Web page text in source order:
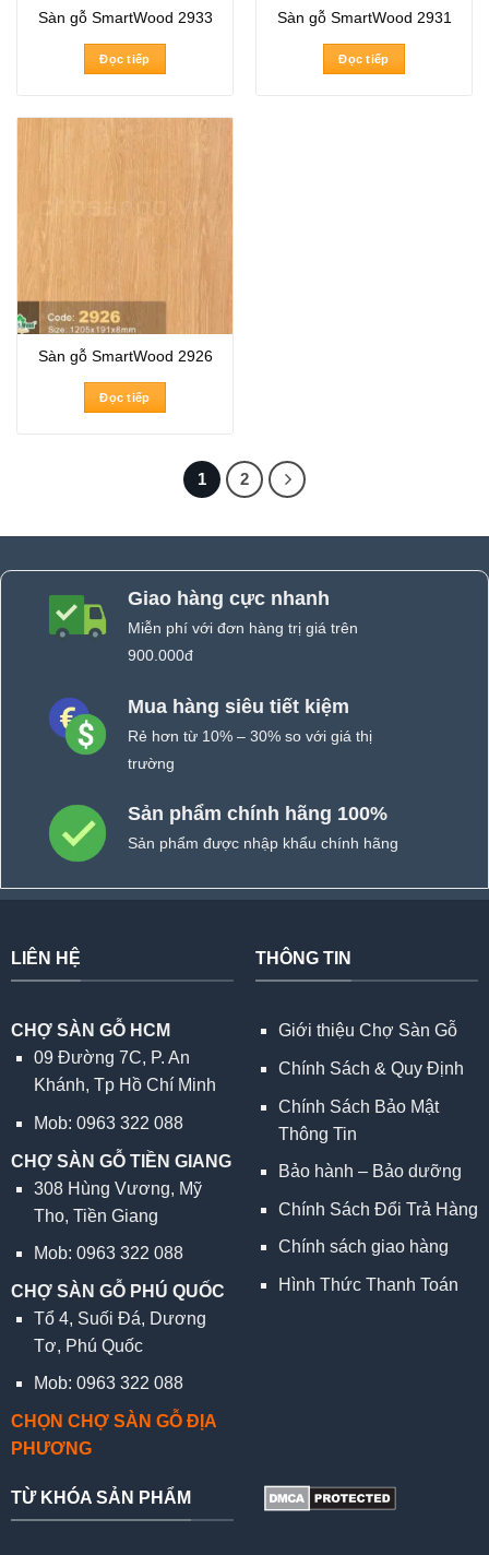
Sàn gỗ SmartWood 2933
Đọc tiếp
Sàn gỗ SmartWood 2931
Đọc tiếp
Sàn gỗ SmartWood 2926
Đọc tiếp
1 2
Giao hàng cực nhanh
Miễn phí với đơn hàng trị giá trên
900.000đ
Mua hàng siêu tiết kiệm
Rẻ hơn từ 10% – 30% so với giá thị
trường
Sản phẩm chính hãng 100%
Sản phẩm được nhập khẩu chính hãng
LIÊN HỆ
CHỢ SÀN GỖ HCM
09 Đường 7C, P. An
Khánh, Tp Hồ Chí Minh
Mob: 0963 322 088
CHỢ SÀN GỖ TIỀN GIANG
308 Hùng Vương, Mỹ
Tho, Tiền Giang
Mob: 0963 322 088
CHỢ SÀN GỖ PHÚ QUỐC
Tổ 4, Suối Đá, Dương
Tơ, Phú Quốc
Mob: 0963 322 088
CHỌN CHỢ SÀN GỖ ĐỊA
PHƯƠNG
THÔNG TIN
Giới thiệu Chợ Sàn Gỗ
Chính Sách & Quy Định
Chính Sách Bảo Mật
Thông Tin
Bảo hành – Bảo dưỡng
Chính Sách Đổi Trả Hàng
Chính sách giao hàng
Hình Thức Thanh Toán
TỪ KHÓA SẢN PHẨM